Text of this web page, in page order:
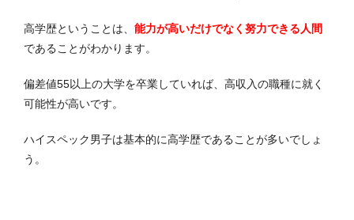
高学歴ということは、 能力が高いだけでなく努力できる人間
であることがわかります。
偏差値55以上の大学を卒業していれば、高収入の職種に就く
可能性が高いです。
ハイスペック男子は基本的に高学歴であることが多いでしょ
う。